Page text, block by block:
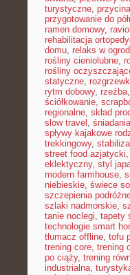
turystyczne,
przygotowanie do
ramen domowy,
rehabilitacja
domu, relaks w
rośliny cieniolubne,
rośliny
statyczne,
rytm dobowy, rzeźba,
ściółkowanie,
regionalne, skład
slow travel ,
spływy kajakowe
trekkingowy,
street food azjatycki,
eklektyczny, styl
modern farmhouse,
niebieskie, świece
szczepienia
szlaki nadmorskie,
tanie noclegi, tapety
technologie smart
tłumacz offline, tofu
trening core, trening
po ciąży, trening
industrialna,